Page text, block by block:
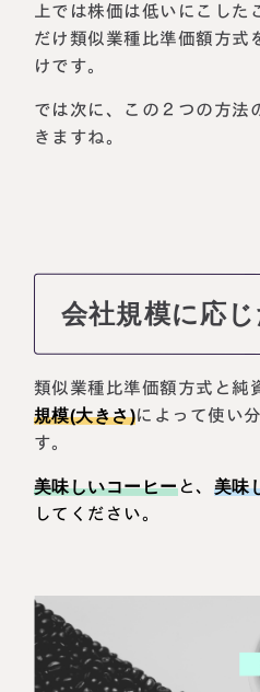
上では株価は低いにこした
だけ類似業種比準価額方式
けです。
では次に、この２つの方法
きますね。
会社規模に応
類似業種比準価額方式と純
規模(大きさ)によって使い
す。
美味しいコーヒーと、美味
してください。